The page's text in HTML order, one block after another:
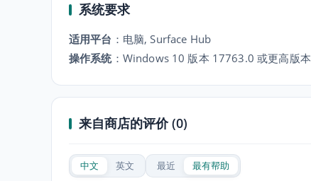
系统要求
适用平台 ： 电脑, Surface Hub
操作系统： Windows 10 版本 17763.0 或更高版本
来自商店的评价 (0)
中文 英文 最近 最有帮助